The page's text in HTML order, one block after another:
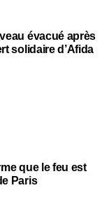
évacué après
solidaire d’Afida
que le feu est
Paris